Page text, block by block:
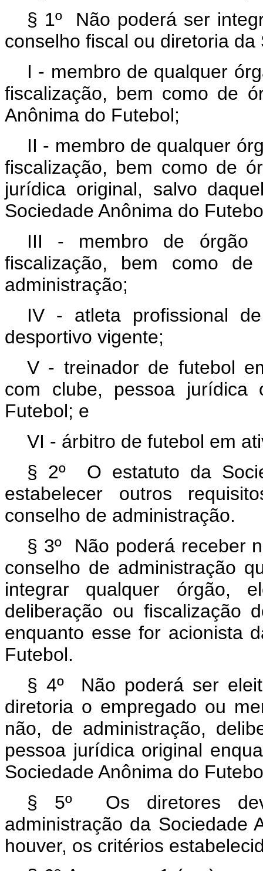
§ 1º Não poderá ser
conselho fiscal ou diretoria
I - membro de qualquer
fiscalização, bem como de
Anônima do Futebol;
II - membro de qualquer
fiscalização, bem como de
jurídica original, salvo
Sociedade Anônima do
III - membro de órgão
fiscalização, bem como
administração;
IV - atleta profissional
desportivo vigente;
V - treinador de futebol
com clube, pessoa jurídica
Futebol; e
VI - árbitro de futebol em
§ 2º O estatuto da
estabelecer outros
conselho de administração.
§ 3º Não poderá receber
conselho de administração
integrar qualquer órgão,
deliberação ou fiscalização
enquanto esse for acionista
Futebol.
§ 4º Não poderá ser
diretoria o empregado ou
não, de administração,
pessoa jurídica original
Sociedade Anônima do
§ 5º Os diretores
administração da Sociedade
houver, os critérios